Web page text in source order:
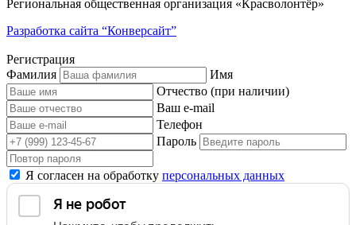
Региональная общественная организация «Красволонтёр»
Разработка сайта “Конверсайт”
Регистрация
Фамилия
Имя
Отчество (при наличии)
Ваш e-mail
Телефон
Пароль
Я согласен на обработку персональных данных